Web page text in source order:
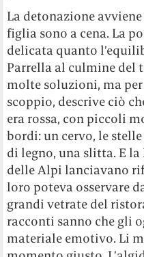
La detonazione
figlia sono a cena. La
delicata quanto
Parrella al culmine del
molte soluzioni, ma
scoppio, descrive ciò
era rossa, con piccoli
bordi: un cervo, le
di legno, una slitta. E
delle Alpi lanciavano
loro poteva osservare
grandi vetrate del
racconti sanno che gli
materiale emotivo. Li